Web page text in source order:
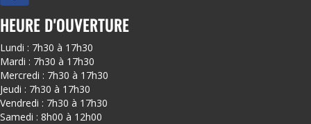
HEURE D'OUVERTURE
Lundi : 7h30 à 17h30
Mardi : 7h30 à 17h30
Mercredi : 7h30 à 17h30
Jeudi : 7h30 à 17h30
Vendredi : 7h30 à 17h30
Samedi : 8h00 à 12h00